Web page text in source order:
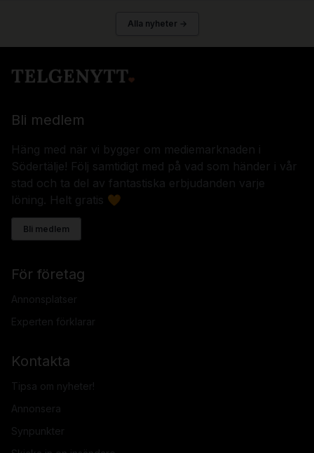
Alla nyheter →
Bli medlem
Häng med när vi bygger om mediemarknaden i
Södertälje! Följ samtidigt med på vad som händer i vår
stad och ta del av fantastiska erbjudanden varje
löning. Helt gratis 🧡
Bli medlem
För företag
Annonsplatser
Experten förklarar
Kontakta
Tipsa om nyheter!
Annonsera
Synpunkter